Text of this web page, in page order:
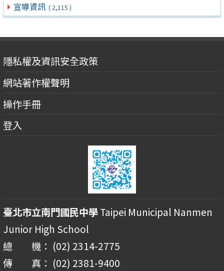
宣導資訊 ( 2,115 )
隱私權及資訊安全政策
網站著作權聲明
操作手冊
登入
臺北市立南門國民中學Taipei Municipal Nanmen
Junior High School
總 機： (02) 2314-2775
傳 真： (02) 2381-9400